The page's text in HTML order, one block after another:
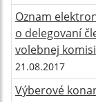
Oznam
o delegovaní
volebnej
21.08.2017
Výberové